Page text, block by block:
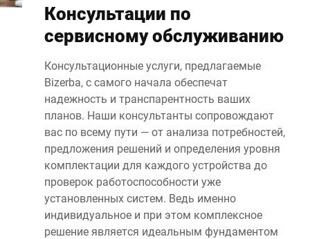
Консультации по
сервисному обслуживанию
Консультационные услуги, предлагаемые
Bizerba, с самого начала обеспечат
надежность и транспарентность ваших
планов. Наши консультанты сопровождают
вас по всему пути — от анализа потребностей,
предложения решений и определения уровня
комплектации для каждого устройства до
проверок работоспособности уже
установленных систем. Ведь именно
индивидуальное и при этом комплексное
решение является идеальным фундаментом